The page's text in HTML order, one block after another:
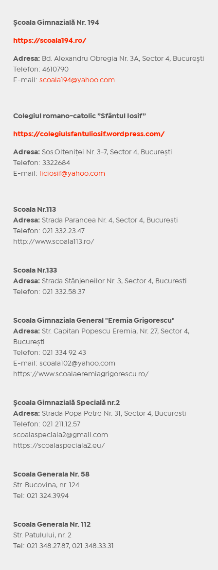
Școala Gimnazială Nr. 194
https://scoala194.ro/
Adresa:Bd. Alexandru Obregia Nr. 3A, Sector 4, București
Telefon: 4610790
E-mail: scoala194@yahoo.com
Colegiul romano-catolic ”Sfântul Iosif”
https://colegiulsfantuliosif.wordpress.com/
Adresa:Sos.Olteniței Nr. 3-7, Sector 4, București
Telefon: 3322684
E-mail:
liciosif@yahoo.com
Scoala Nr.113
Adresa:Strada Parancea Nr. 4, Sector 4, Bucuresti
Telefon: 021 332.23.47
http://www.scoala113.ro/
Scoala Nr.133
Adresa:Strada Stânjeneilor Nr. 3, Sector 4, Bucuresti
Telefon: 021 332.58.37
Scoala Gimnaziala General "Eremia Grigorescu"
Adresa:Str. Capitan Popescu Eremia, Nr. 27, Sector 4,
București
Telefon: 021 334 92 43
E-mail: scoala102@yahoo.com
https://www.scoalaeremiagrigorescu.ro/
Școala Gimnazială Specială nr.2
Adresa:Strada Popa Petre Nr. 31, Sector 4, Bucuresti
Telefon: 021 211.12.57
scoalaspeciala2@gmail.com
https://scoalaspeciala2.eu/
Scoala Generala Nr. 58
Str. Bucovina, nr. 124
Tel: 021 324.39.94
Scoala Generala Nr. 112
Str. Patulului, nr. 2
Tel: 021 348.27.87, 021 348.33.31